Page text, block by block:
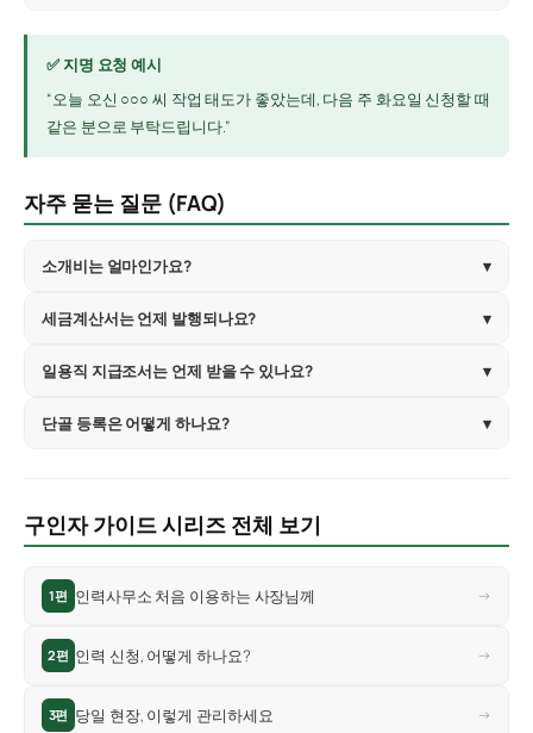
✅ 지명 요청 예시
“오늘 오신 ○○○ 씨 작업 태도가 좋았는데, 다음 주 화요일 신청할 때
같은 분으로 부탁드립니다.”
자주 묻는 질문 (FAQ)
소개비는 얼마인가요? ▾
세금계산서는 언제 발행되나요? ▾
일용직 지급조서는 언제 받을 수 있나요? ▾
단골 등록은 어떻게 하나요? ▾
구인자 가이드 시리즈 전체 보기
1편 인력사무소 처음 이용하는 사장님께 →
2편 인력 신청, 어떻게 하나요? →
3편 당일 현장, 이렇게 관리하세요 →